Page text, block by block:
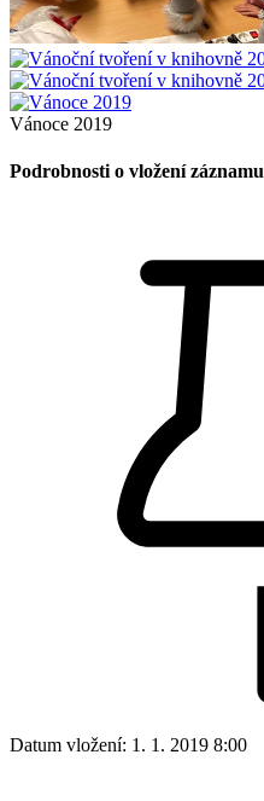
Vánoce 2019
Podrobnosti o vložení záznamu
Datum vložení: 1. 1. 2019 8:00